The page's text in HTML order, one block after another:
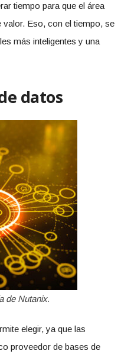
tiempo para que el área
Eso, con el tiempo, se
más inteligentes y una
datos
de Nutanix.
elegir, ya que las
proveedor de bases de